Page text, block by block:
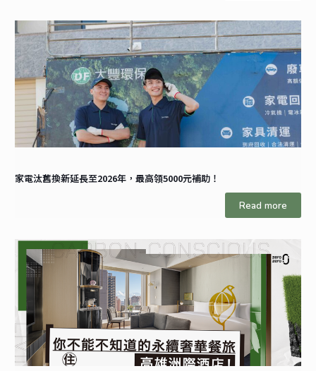
家電汰舊換新延長至2026年，最高領5000元補助！
Read more